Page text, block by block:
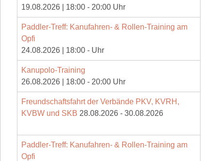
19.08.2026
18:00 - 20:00 Uhr
Paddler-Treff: Kanufahren- & Rollen-Training am
Opfi
24.08.2026
18:00 - Uhr
Kanupolo-Training
26.08.2026
18:00 - 20:00 Uhr
Freundschaftsfahrt der Verbände PKV, KVRH,
KVBW und SKB 28.08.2026 - 30.08.2026
Paddler-Treff: Kanufahren- & Rollen-Training am
Opfi